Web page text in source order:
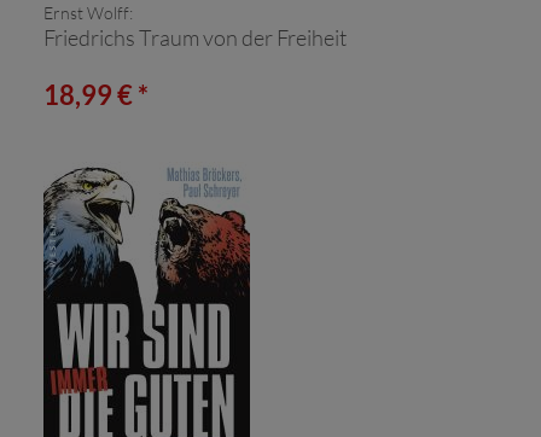
Ernst Wolff:
Friedrichs Traum von der Freiheit
18,99 € *